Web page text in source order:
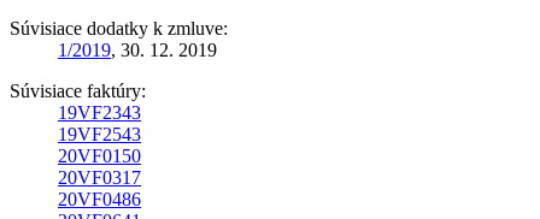
Súvisiace dodatky k zmluve:
1/2019, 30. 12. 2019
Súvisiace faktúry:
19VF2343
19VF2543
20VF0150
20VF0317
20VF0486